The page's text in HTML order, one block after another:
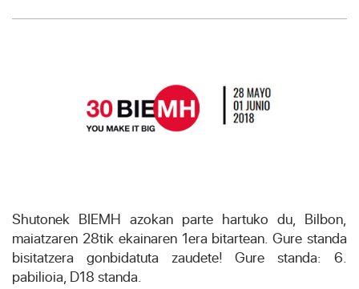
Shutonek BIEMH azokan parte hartuko du, Bilbon,
maiatzaren 28tik ekainaren 1era bitartean. Gure standa
bisitatzera gonbidatuta zaudete! Gure standa: 6.
pabilioia, D18 standa.